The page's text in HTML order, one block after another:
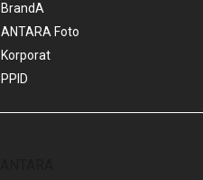
BrandA
ANTARA Foto
Korporat
PPID